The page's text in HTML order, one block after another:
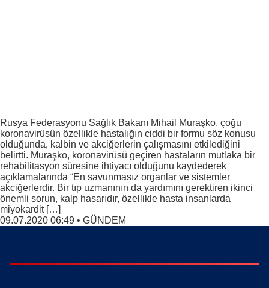
Rusya Federasyonu Sağlık Bakanı Mihail Muraşko, çoğu
koronavirüsün özellikle hastalığın ciddi bir formu söz konusu
olduğunda, kalbin ve akciğerlerin çalışmasını etkilediğini
belirtti. Muraşko, koronavirüsü geçiren hastaların mutlaka bir
rehabilitasyon süresine ihtiyacı olduğunu kaydederek
açıklamalarında “En savunmasız organlar ve sistemler
akciğerlerdir. Bir tıp uzmanının da yardımını gerektiren ikinci
önemli sorun, kalp hasarıdır, özellikle hasta insanlarda
miyokardit […]
09.07.2020 06:49 • GÜNDEM